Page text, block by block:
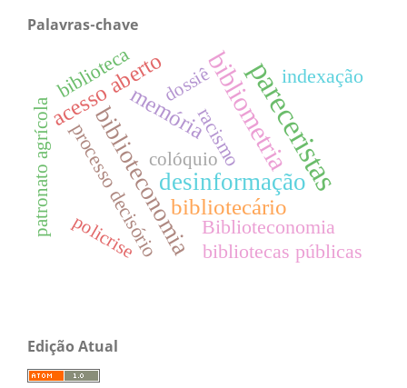
Palavras-chave
pareceristas
bibliometria
desinformação
biblioteconomia
acesso aberto
bibliotecário
memória
Biblioteconomia
processo decisório bibliotecas públicas
racismo
biblioteca indexação
dossiê
policrise
colóquio
patronato agrícola
Edição Atual